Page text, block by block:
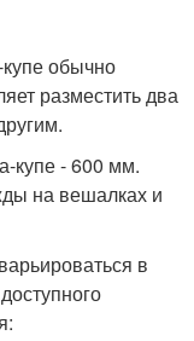
обычно
разместить два
купе - 600 мм.
на вешалках и
в